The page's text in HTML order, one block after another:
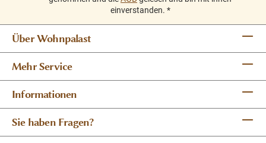
einverstanden. *
Über Wohnpalast
Mehr Service
Informationen
Sie haben Fragen?